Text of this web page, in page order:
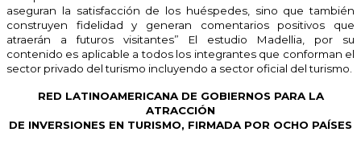
aseguran la satisfacción de los huéspedes, sino que también
construyen fidelidad y generan comentarios positivos que
atraerán a futuros visitantes” El estudio Madellia, por su
contenido es aplicable a todos los integrantes que conforman el
sector privado del turismo incluyendo a sector oficial del turismo.
RED LATINOAMERICANA DE GOBIERNOS PARA LA
ATRACCIÓN
DE INVERSIONES EN TURISMO, FIRMADA POR OCHO PAÍSES